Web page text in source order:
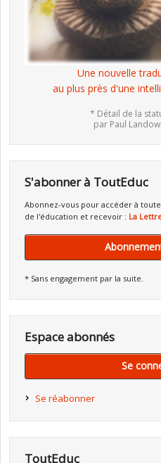
Une nouvelle
au plus près d'une
* Détail de la
par Paul
S'abonner à ToutEduc
Abonnez-vous pour accéder à
de l'éducation et recevoir : La
* Sans engagement par la suite.
Espace abonnés
Se
Se réabonner
ToutEduc